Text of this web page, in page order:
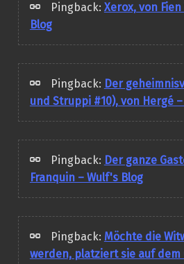
Pingback: Xerox, von
Blog
Pingback: Der
und Struppi #10), von Hergé
Pingback: Der ganze
Franquin – Wulf's Blog
Pingback: Möchte die
werden, platziert sie auf dem